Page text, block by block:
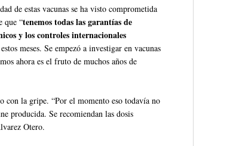
de estas vacunas se ha visto comprometida
que “tenemos todas las garantías de
y los controles internacionales
meses. Se empezó a investigar en vacunas
ahora es el fruto de muchos años de
con la gripe. “Por el momento eso todavía no
producida. Se recomiendan las dosis
Otero.